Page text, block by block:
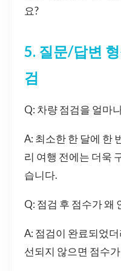
요?
5. 질문/답변
검
Q: 차량 점검을 얼마
A: 최소한 한 달에 한
리 여행 전에는 더욱
습니다.
Q: 점검 후 점수가 왜
A: 점검이 완료되었
선되지 않으면 점수